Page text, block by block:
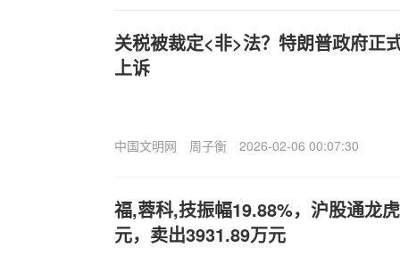
关税被裁定<非>法？特朗普政府正
上诉
中国文明网 周子衡 2026-02-06 00:07:30
福,蓉科,技振幅19.88%，沪股通龙
元，卖出3931.89万元